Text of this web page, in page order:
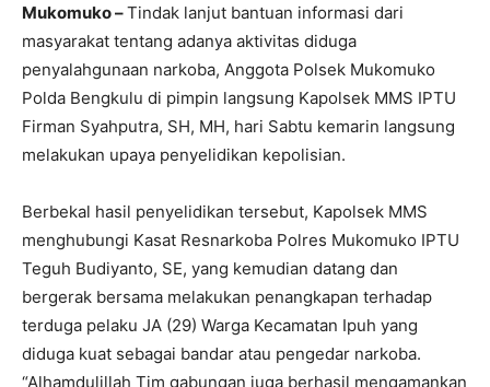
Mukomuko –Tindak lanjut bantuan informasi dari
masyarakat tentang adanya aktivitas diduga
penyalahgunaan narkoba, Anggota Polsek Mukomuko
Polda Bengkulu di pimpin langsung Kapolsek MMS IPTU
Firman Syahputra, SH, MH, hari Sabtu kemarin langsung
melakukan upaya penyelidikan kepolisian.
Berbekal hasil penyelidikan tersebut, Kapolsek MMS
menghubungi Kasat Resnarkoba Polres Mukomuko IPTU
Teguh Budiyanto, SE, yang kemudian datang dan
bergerak bersama melakukan penangkapan terhadap
terduga pelaku JA (29) Warga Kecamatan Ipuh yang
diduga kuat sebagai bandar atau pengedar narkoba.
“Alhamdulillah Tim gabungan juga berhasil mengamankan